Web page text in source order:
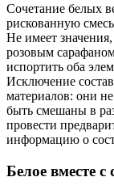
Сочетание белых
рискованную
Не имеет
розовым
испортить оба
Исключение
материалов: они
быть смешаны в
провести
информацию о
Белое вместе с